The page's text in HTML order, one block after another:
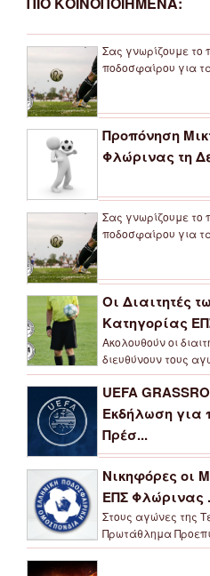
Σας γνωρίζουμε
ποδοσφαίρου για
Προπόνηση
Φλώρινας τη
Σας γνωρίζουμε
ποδοσφαίρου για
Οι Διαιτητές
Κατηγορίας
Ακολουθούν οι
διευθύνουν τους
UEFA
Εκδήλωση για
Πρέσ...
Νικηφόρες οι
ΕΠΣ Φλώρινας
Στους αγώνες της
Πρωτάθλημα